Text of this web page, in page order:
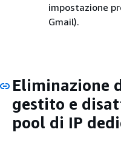
impostazione
Gmail).
Eliminazione
gestito e
pool di IP